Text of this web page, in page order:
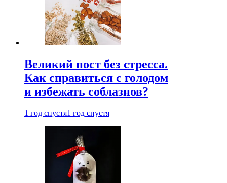
Великий пост без стресса.
Как справиться с голодом
и избежать соблазнов?
1 год спустя1 год спустя